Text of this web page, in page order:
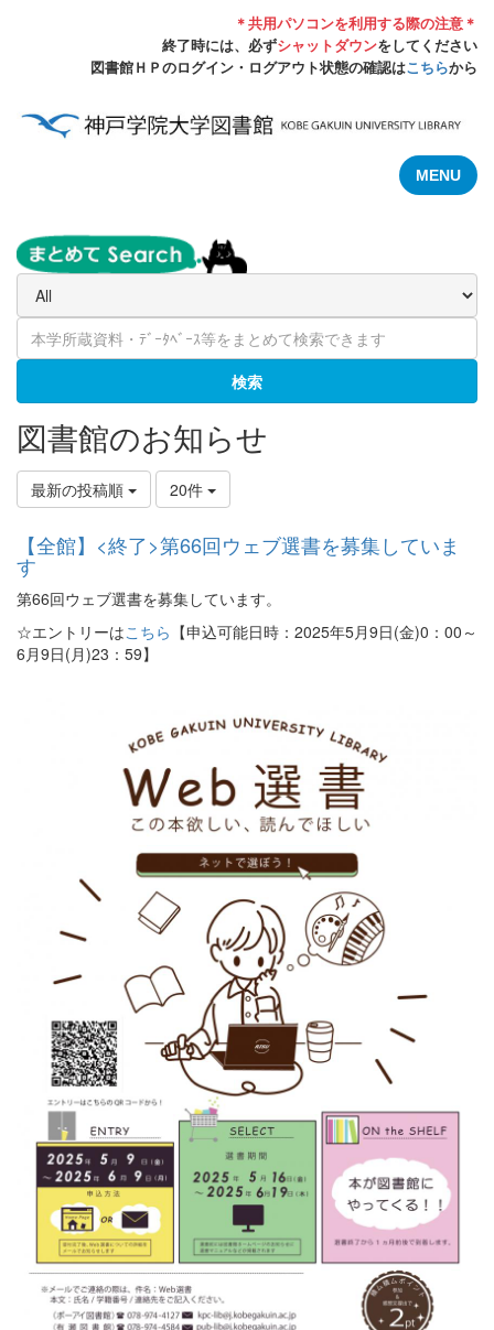
＊共用パソコンを利用する際の注意＊
終了時には、必ずシャットダウンをしてください
図書館ＨＰのログイン・ログアウト状態の確認はこちらから
MENU
検索
図書館のお知らせ
最新の投稿順 20件
【全館】<終了>第66回ウェブ選書を募集していま
す
第66回ウェブ選書を募集しています。
☆エントリーはこちら 【申込可能日時：2025年5月9日(金)0：00～
6月9日(月)23：59】